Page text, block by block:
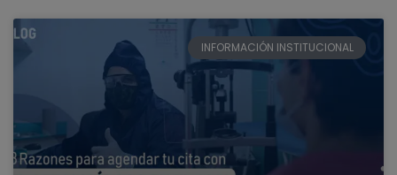
INFORMACIÓN INSTITUCIONAL